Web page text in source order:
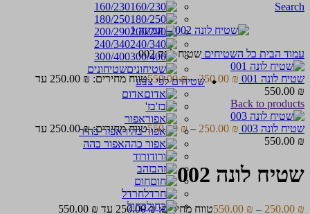
Search
160/230
180/250
200/290
240/340
300/400
שטיחונים
שטיחים לפי צבע
אדום
בז'
אפור
אפור בהיר
אפור כהה
ורוד
זהב
חום
חרדל
כחול
עמוד הבית כל השטיחים שטיח לונה 002
שטיח לונה 001 250.00 ₪
–
550.00₪
טווח מחירים: ⁦250.00 ₪⁩ עד
Back to products
שטיח לונה 003 250.00 ₪
–
550.00 ₪
טווח מחירים: ⁦250.00 ₪⁩ עד
שטיח לונה 002
250.00 ₪
–
550.00 ₪
טווח מחירים: ⁦250.00 ₪⁩ עד ⁦550.00 ₪⁩